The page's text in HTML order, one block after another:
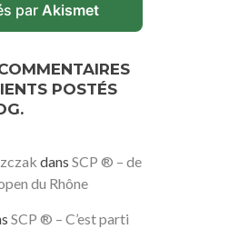
parAkismet
POSTÉS
dans SCP ® – de
du Rhône
SCP ® – C’est parti